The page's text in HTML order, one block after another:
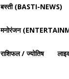
बस्ती (BASTI-NEWS)
मनोरंजन
राशिफल / ज्योतिष